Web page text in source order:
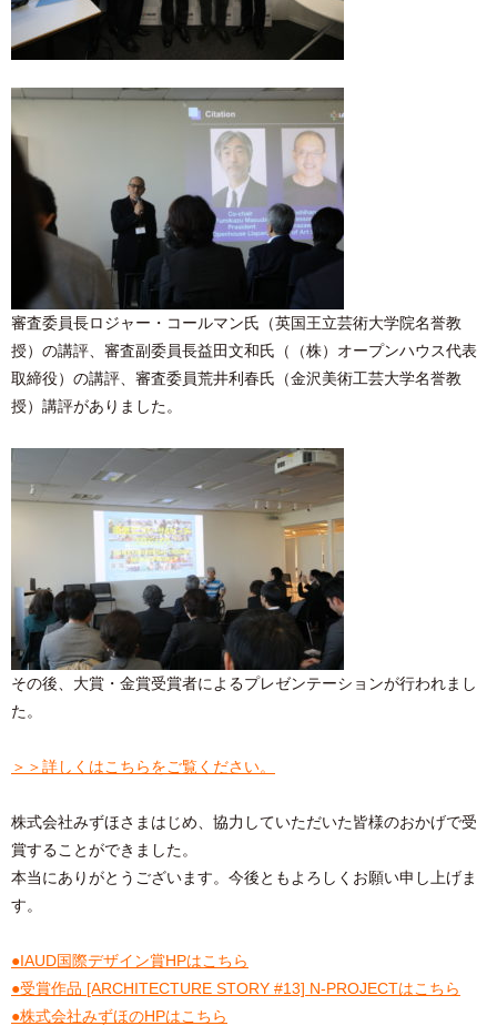
審査委員長ロジャー・コールマン氏（英国王立芸術大学院名誉教
授）の講評、審査副委員長益田文和氏（（株）オープンハウス代表
取締役）の講評、審査委員荒井利春氏（金沢美術工芸大学名誉教
授）講評がありました。
その後、大賞・金賞受賞者によるプレゼンテーションが行われまし
た。
＞＞詳しくはこちらをご覧ください。
株式会社みずほさまはじめ、協力していただいた皆様のおかげで受
賞することができました。
本当にありがとうございます。今後ともよろしくお願い申し上げま
す。
●IAUD国際デザイン賞HPはこちら
●受賞作品 [ARCHITECTURE STORY #13] N-PROJECTはこちら
●株式会社みずほのHPはこちら